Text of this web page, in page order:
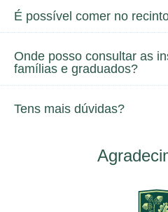
É possível comer no
Onde posso consultar as
famílias e graduados?
Tens mais dúvidas?